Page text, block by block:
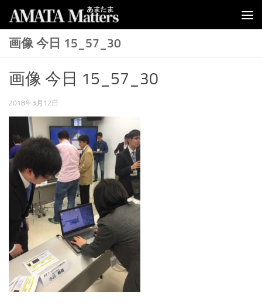
コンテンツへスキップ
画像 今日 15_57_30
画像 今日 15_57_30
2018年3月12日